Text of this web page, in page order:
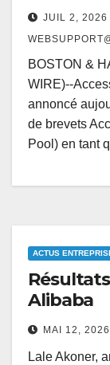
JUIL 2, 2026
BOSTON &
WIRE)--
annoncé
de brevets
Pool) en tant
ACTUS
Alibaba
MAI 12, 2026
Lale Akoner,